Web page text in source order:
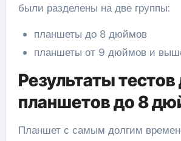
были разделены на две группы:
планшеты до 8 дюймов
планшеты от 9 дюймов и
Результаты тестов
планшетов до 8
Планшет с самым долгим